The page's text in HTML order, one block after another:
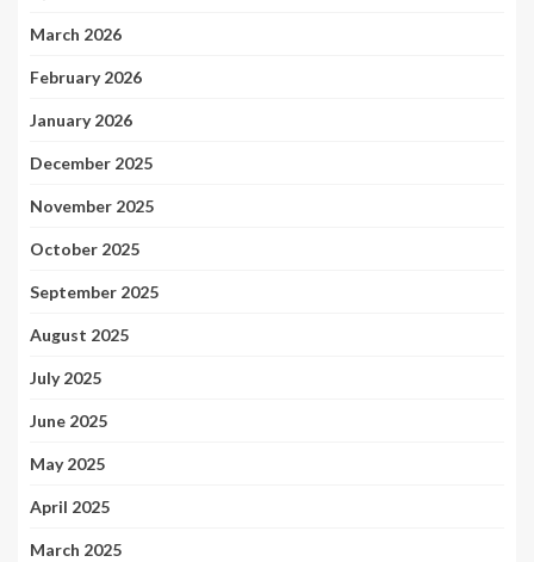
March 2026
February 2026
January 2026
December 2025
November 2025
October 2025
September 2025
August 2025
July 2025
June 2025
May 2025
April 2025
March 2025